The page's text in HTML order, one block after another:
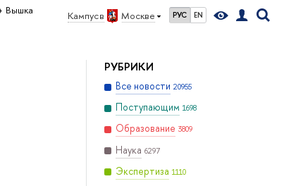
Кампус в Москве РУС EN
Вышка
РУБРИКИ
Все новости 20955
Поступающим 1698
Образование 3809
Наука 6297
Экспертиза 1110